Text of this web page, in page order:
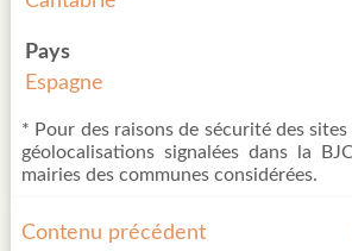
Contenu précédent
Pays
Espagne
* Pour des raisons de sécurité des
géolocalisations signalées dans la
mairies des communes considérées.